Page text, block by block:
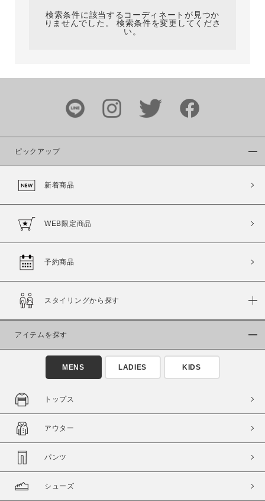
ブランド
カラー
商品タイプ
通常商品
セール価格 WEB限定
在庫
在庫あり
検索条件に該当するコーディネートが見つか
りませんでした。 検索条件を変更してくださ
い。
ピックアップ
新着商品
WEB限定商品
予約商品
スタイリングから探す
アイテムを探す
MENS LADIES KIDS
トップス
アウター
パンツ
シューズ